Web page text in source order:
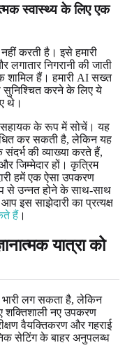
स्वास्थ्य के लिए एक
करती है। इसे हमारी
लगातार निगरानी की जाती
शामिल हैं। हमारी AI सख्त
सुनिश्चित करने के लिए ये
थे।
सहायक के रूप में सोचें। यह
कर सकती है, लेकिन यह
संदर्भ की व्याख्या करते हैं,
जिम्मेदार हों। कृत्रिम
हमें एक ऐसा उपकरण
से उन्नत होने के साथ-साथ
आप इस साझेदारी का प्रत्यक्ष
हैं ।
यात्रा को
भारी लग सकता है, लेकिन
शक्तिशाली नए उपकरण
वैयक्तिकरण और गहराई
​​सेटिंग के बाहर अनुपलब्ध